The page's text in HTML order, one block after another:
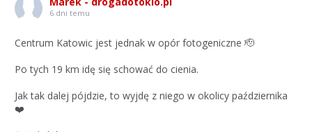
6 dni temu
Centrum Katowic jest jednak w opór fotogeniczne 🫡
Po tych 19 km idę się schować do cienia.
Jak tak dalej pójdzie, to wyjdę z niego w okolicy października
❤️